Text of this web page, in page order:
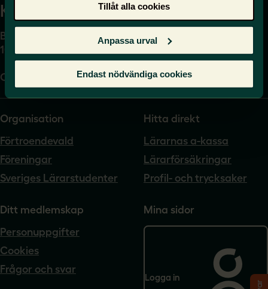
Tillåt alla cookies
Anpassa urval
Endast nödvändiga cookies
Kansli
Box 17061
104 62 Stockholm
Org.nr. 802540-5542
Organisation
Förtroendevald
Föreningar
Sveriges Lärarstudenter
Hitta direkt
Lärarnas a-kassa
Lärarförsäkringar
Profil- och trycksaker
Ditt medlemskap
Personuppgifter
Cookies
Frågor och svar
Mina sidor
Logga in